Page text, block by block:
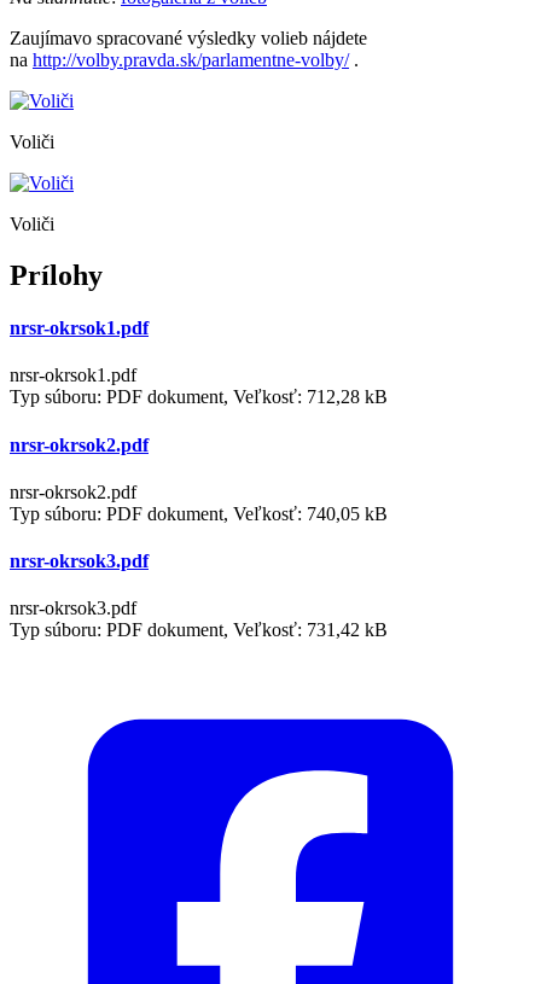
Zaujímavo spracované výsledky volieb nájdete
na http://volby.pravda.sk/parlamentne-volby/.
Voliči
Voliči
Prílohy
nrsr-okrsok1.pdf
nrsr-okrsok1.pdf
Typ súboru: PDF dokument, Veľkosť: 712,28 kB
nrsr-okrsok2.pdf
nrsr-okrsok2.pdf
Typ súboru: PDF dokument, Veľkosť: 740,05 kB
nrsr-okrsok3.pdf
nrsr-okrsok3.pdf
Typ súboru: PDF dokument, Veľkosť: 731,42 kB